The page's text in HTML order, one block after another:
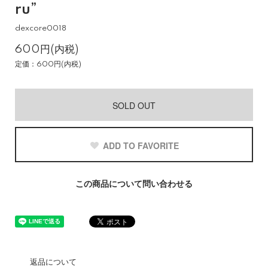
ru”
dexcore0018
600円(内税)
定価：600円(内税)
SOLD OUT
ADD TO FAVORITE
この商品について問い合わせる
返品について